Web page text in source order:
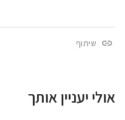
שיתוף
אולי יעניין אותך